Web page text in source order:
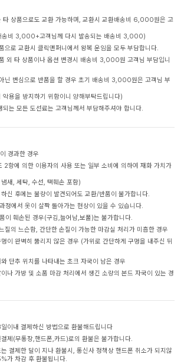
타 상품으로도 교환 가능하며, 교환시 교환배송비 6,000원은 고
송비 3,000+고객님께 다시 발송되는 배송비 3,000)
으로 교환시 클릭앤퍼니에서 왕복 운임을 모두 부담합니다.
외 타 상품이나 옵션 변경시 배송비 3,000원 고객님 부담입니
닌 변심으로 반품을 할 경우 초기 배송비 3,000원은 고객님 부
악용을 방지하기 위함이니 양해부탁드립니다)
는 모든 도선료는 고객님께서 부담해주셔야 합니다.
경과한 경우
2항에 의한 이용자의 사용 또는 일부 소비에 의하여 재화 가치가
새, 세탁, 수선, 택훼손 포함)
신 후에는 불량이 발견되어도 교환/반품이 불가합니다.
정에서 옷이 살짝 돌아가는 현상이 있을 수 있습니다.
이 훼손된 경우(구김,늘어남,보풀)는 불가합니다.
질의 느슨함, 간단한 손질이 가능한 마감실 처리가 미흡한 경우
이 완벽히 뚫리지 않은 경우 (가위로 간단하게 구멍을 내주신 뒤
단추 위치를 나타내는 초크 자국이 남은 경우
나 가방 및 소품 마감 처리에서 생긴 소량의 본드 자국이 있는 경
이내 결제하신 방법으로 환불해드립니다
제(무통장,핸드폰,카드)로의 환불은 불가합니다.
결제한 달이 지나 환불시, 통신사 정책상 핸드폰 취소가 되지않
가 차감 후 환불됩니다.